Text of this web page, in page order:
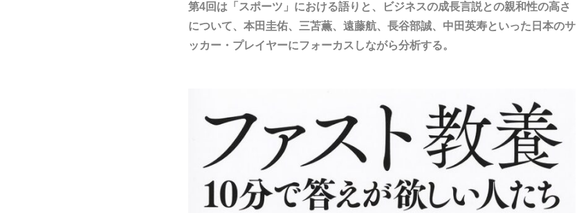
第4回は「スポーツ」における語りと、ビジネスの成長言説との親和性の高さ
について、本田圭佑、三苫薫、遠藤航、長谷部誠、中田英寿といった日本のサ
ッカー・プレイヤーにフォーカスしながら分析する。